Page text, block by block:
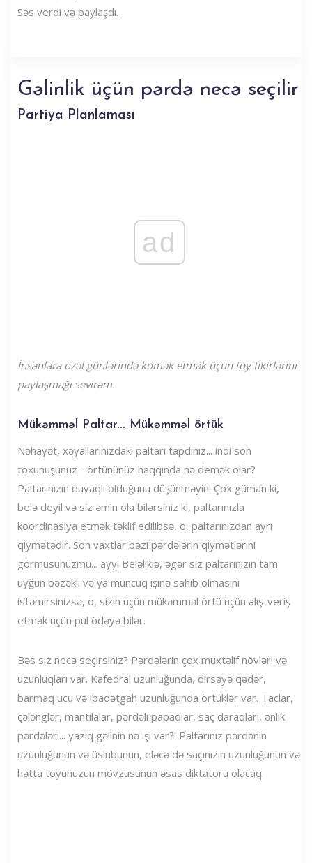
Səs verdi və paylaşdı.
Gəlinlik üçün pərdə necə seçilir
Partiya Planlaması
ad
İnsanlara özəl günlərində kömək etmək üçün toy fikirlərini
paylaşmağı sevirəm.
Mükəmməl Paltar... Mükəmməl örtük
Nəhayət, xəyallarınızdakı paltarı tapdınız... indi son
toxunuşunuz - örtününüz haqqında nə demək olar?
Paltarınızın duvaqlı olduğunu düşünməyin. Çox güman ki,
belə deyil və siz əmin ola bilərsiniz ki, paltarınızla
koordinasiya etmək təklif edilibsə, o, paltarınızdan ayrı
qiymətədir. Son vaxtlar bəzi pərdələrin qiymətlərini
görmüsünüzmü... ayy! Beləliklə, əgər siz paltarınızın tam
uyğun bəzəkli və ya muncuq işinə sahib olmasını
istəmirsinizsə, o, sizin üçün mükəmməl örtü üçün alış-veriş
etmək üçün pul ödəyə bilər.
Bəs siz necə seçirsiniz? Pərdələrin çox müxtəlif növləri və
uzunluqları var. Kafedral uzunluğunda, dirsəyə qədər,
barmaq ucu və ibadətgah uzunluğunda örtüklər var. Taclar,
çələnglər, mantilalar, pərdəli papaqlar, saç daraqları, ənlik
pərdələri... yazıq gəlinin nə işi var?! Paltarınız pərdənin
uzunluğunun və üslubunun, eləcə də saçınızın uzunluğunun və
hətta toyunuzun mövzusunun əsas diktatoru olacaq.